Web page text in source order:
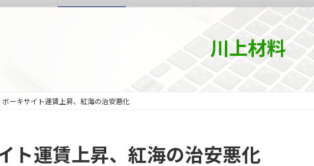
川上材料
ボーキサイト運賃上昇、紅海の治安悪化
ト運賃上昇、紅海の治安悪化